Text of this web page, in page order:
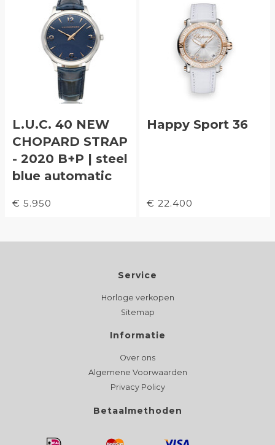
L.U.C. 40 NEW
CHOPARD STRAP
- 2020 B+P | steel
blue automatic
€ 5.950
Happy Sport 36
€ 22.400
Service
Horloge verkopen
Sitemap
Informatie
Over ons
Algemene Voorwaarden
Privacy Policy
Betaalmethoden